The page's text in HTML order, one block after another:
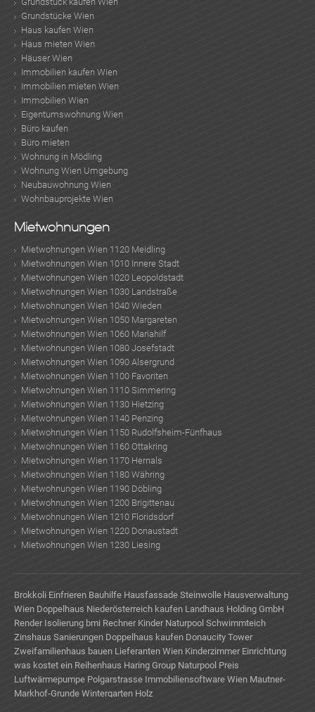
Grundstücke Wien
Haus kaufen Wien
Haus mieten Wien
Häuser Wien
Immobilien kaufen Wien
Immobilien mieten Wien
Immobilien Wien
Eigentumswohnung Wien
Büro kaufen
Büro mieten
Wohnung in Mödling
Wohnung Wien Umgebung
Neubauwohnung Wien
Wohnbauprojekte Wien
Mietwohnungen
Mietwohnungen Wien 1120 Meidling
Mietwohnungen Wien 1010 Innere Stadt
Mietwohnungen Wien 1020 Leopoldstadt
Mietwohnungen Wien 1030 Landstraße
Mietwohnungen Wien 1040 Wieden
Mietwohnungen Wien 1050 Margareten
Mietwohnungen Wien 1060 Mariahilf
Mietwohnungen Wien 1080 Josefstadt
Mietwohnungen Wien 1090 Alsergrund
Mietwohnungen Wien 1100 Favoriten
Mietwohnungen Wien 1110 Simmering
Mietwohnungen Wien 1130 Hietzing
Mietwohnungen Wien 1140 Penzing
Mietwohnungen Wien 1150 Rudolfsheim-Fünfhaus
Mietwohnungen Wien 1160 Ottakring
Mietwohnungen Wien 1170 Hernals
Mietwohnungen Wien 1180 Währing
Mietwohnungen Wien 1190 Döbling
Mietwohnungen Wien 1200 Brigittenau
Mietwohnungen Wien 1210 Floridsdorf
Mietwohnungen Wien 1220 Donaustadt
Mietwohnungen Wien 1230 Liesing
Brokkoli Einfrieren Bauhilfe Hausfassade Steinwolle Hausverwaltung
Wien Doppelhaus Niederösterreich kaufen Landhaus Holding GmbH
Render Isolierung bmi Rechner Kinder Naturpool Schwimmteich
Zinshaus Sanierungen Doppelhaus kaufen Donaucity Tower
Zweifamilienhaus bauen Lieferanten Wien Kinderzimmer Einrichtung
was kostet ein Reihenhaus Haring Group Naturpool Preis
Luftwärmepumpe Polgarstrasse Immobiliensoftware Wien Mautner-
Markhof-Grunde Wintergarten Holz